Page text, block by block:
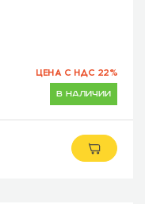
в наличии
ЦЕНА С НДС 22%